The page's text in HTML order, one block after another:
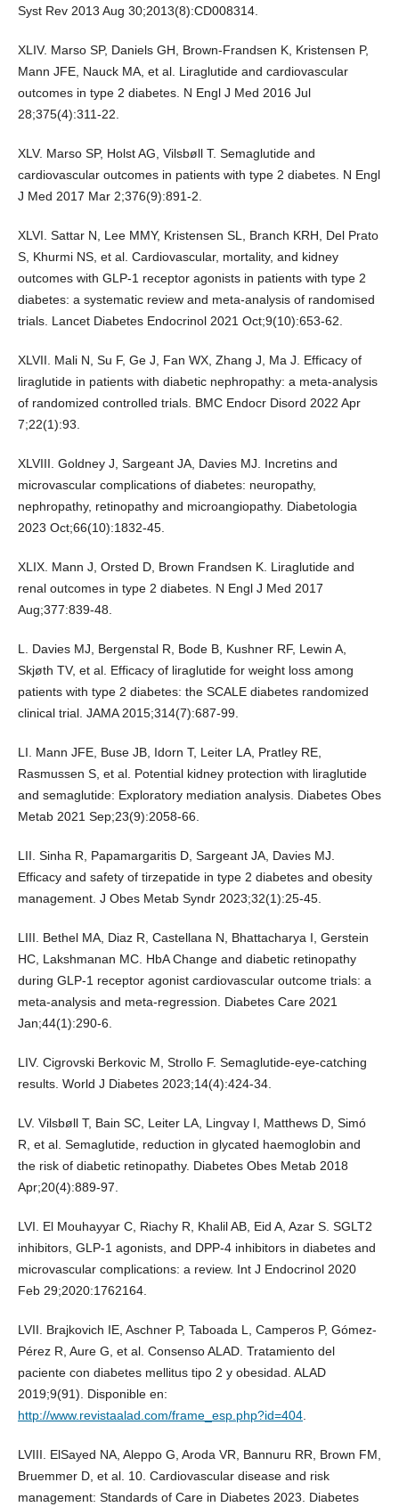
Syst Rev 2013 Aug 30;2013(8):CD008314.
XLIV. Marso SP, Daniels GH, Brown-Frandsen K, Kristensen P,
Mann JFE, Nauck MA, et al. Liraglutide and cardiovascular
outcomes in type 2 diabetes. N Engl J Med 2016 Jul
28;375(4):311-22.
XLV. Marso SP, Holst AG, Vilsbøll T. Semaglutide and
cardiovascular outcomes in patients with type 2 diabetes. N Engl
J Med 2017 Mar 2;376(9):891-2.
XLVI. Sattar N, Lee MMY, Kristensen SL, Branch KRH, Del Prato
S, Khurmi NS, et al. Cardiovascular, mortality, and kidney
outcomes with GLP-1 receptor agonists in patients with type 2
diabetes: a systematic review and meta-analysis of randomised
trials. Lancet Diabetes Endocrinol 2021 Oct;9(10):653-62.
XLVII. Mali N, Su F, Ge J, Fan WX, Zhang J, Ma J. Efficacy of
liraglutide in patients with diabetic nephropathy: a meta-analysis
of randomized controlled trials. BMC Endocr Disord 2022 Apr
7;22(1):93.
XLVIII. Goldney J, Sargeant JA, Davies MJ. Incretins and
microvascular complications of diabetes: neuropathy,
nephropathy, retinopathy and microangiopathy. Diabetologia
2023 Oct;66(10):1832-45.
XLIX. Mann J, Orsted D, Brown Frandsen K. Liraglutide and
renal outcomes in type 2 diabetes. N Engl J Med 2017
Aug;377:839-48.
L. Davies MJ, Bergenstal R, Bode B, Kushner RF, Lewin A,
Skjøth TV, et al. Efficacy of liraglutide for weight loss among
patients with type 2 diabetes: the SCALE diabetes randomized
clinical trial. JAMA 2015;314(7):687-99.
LI. Mann JFE, Buse JB, Idorn T, Leiter LA, Pratley RE,
Rasmussen S, et al. Potential kidney protection with liraglutide
and semaglutide: Exploratory mediation analysis. Diabetes Obes
Metab 2021 Sep;23(9):2058-66.
LII. Sinha R, Papamargaritis D, Sargeant JA, Davies MJ.
Efficacy and safety of tirzepatide in type 2 diabetes and obesity
management. J Obes Metab Syndr 2023;32(1):25-45.
LIII. Bethel MA, Diaz R, Castellana N, Bhattacharya I, Gerstein
HC, Lakshmanan MC. HbA Change and diabetic retinopathy
during GLP-1 receptor agonist cardiovascular outcome trials: a
meta-analysis and meta-regression. Diabetes Care 2021
Jan;44(1):290-6.
LIV. Cigrovski Berkovic M, Strollo F. Semaglutide-eye-catching
results. World J Diabetes 2023;14(4):424-34.
LV. Vilsbøll T, Bain SC, Leiter LA, Lingvay I, Matthews D, Simó
R, et al. Semaglutide, reduction in glycated haemoglobin and
the risk of diabetic retinopathy. Diabetes Obes Metab 2018
Apr;20(4):889-97.
LVI. El Mouhayyar C, Riachy R, Khalil AB, Eid A, Azar S. SGLT2
inhibitors, GLP-1 agonists, and DPP-4 inhibitors in diabetes and
microvascular complications: a review. Int J Endocrinol 2020
Feb 29;2020:1762164.
LVII. Brajkovich IE, Aschner P, Taboada L, Camperos P, Gómez-
Pérez R, Aure G, et al. Consenso ALAD. Tratamiento del
paciente con diabetes mellitus tipo 2 y obesidad. ALAD
2019;9(91). Disponible en:
http://www.revistaalad.com/frame_esp.php?id=404.
LVIII. ElSayed NA, Aleppo G, Aroda VR, Bannuru RR, Brown FM,
Bruemmer D, et al. 10. Cardiovascular disease and risk
management: Standards of Care in Diabetes 2023. Diabetes